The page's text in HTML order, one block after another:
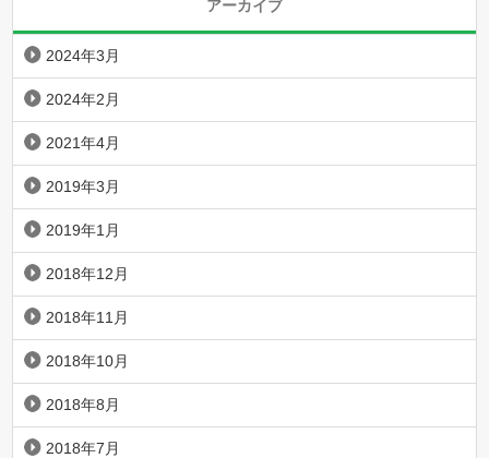
アーカイブ
2024年3月
2024年2月
2021年4月
2019年3月
2019年1月
2018年12月
2018年11月
2018年10月
2018年8月
2018年7月